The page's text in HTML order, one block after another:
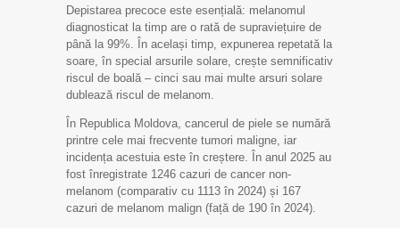
Depistarea precoce este esențială: melanomul
diagnosticat la timp are o rată de supraviețuire de
până la 99%. În același timp, expunerea repetată la
soare, în special arsurile solare, crește semnificativ
riscul de boală – cinci sau mai multe arsuri solare
dublează riscul de melanom.
În Republica Moldova, cancerul de piele se numără
printre cele mai frecvente tumori maligne, iar
incidența acestuia este în creștere. În anul 2025 au
fost înregistrate 1246 cazuri de cancer non-
melanom (comparativ cu 1113 în 2024) și 167
cazuri de melanom malign (față de 190 în 2024).